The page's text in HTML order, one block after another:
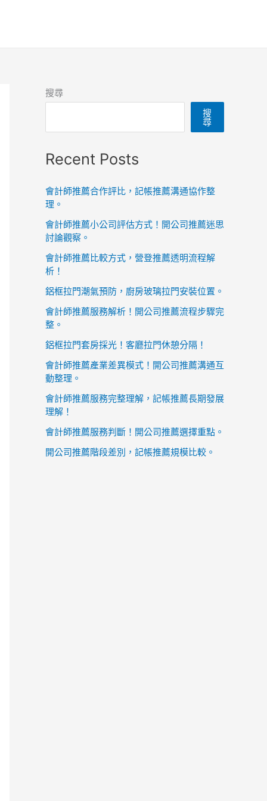
搜尋
搜
尋
Recent Posts
會計師推薦合作評比，記帳推薦溝通協作整
理。
會計師推薦小公司評估方式！開公司推薦迷思
討論觀察。
會計師推薦比較方式，營登推薦透明流程解
析！
鋁框拉門潮氣預防，廚房玻璃拉門安裝位置。
會計師推薦服務解析！開公司推薦流程步驟完
整。
鋁框拉門套房採光！客廳拉門休憩分隔！
會計師推薦產業差異模式！開公司推薦溝通互
動整理。
會計師推薦服務完整理解，記帳推薦長期發展
理解！
會計師推薦服務判斷！開公司推薦選擇重點。
開公司推薦階段差別，記帳推薦規模比較。